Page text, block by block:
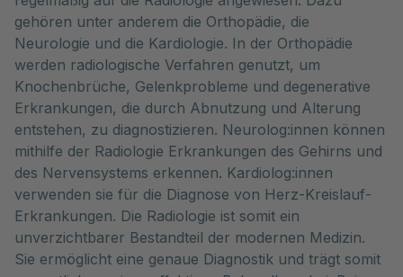
gehören unter anderem die Orthopädie, die
Neurologie und die Kardiologie. In der Orthopädie
werden radiologische Verfahren genutzt, um
Knochenbrüche, Gelenkprobleme und degenerative
Erkrankungen, die durch Abnutzung und Alterung
entstehen, zu diagnostizieren. Neurolog:innen können
mithilfe der Radiologie Erkrankungen des Gehirns und
des Nervensystems erkennen. Kardiolog:innen
verwenden sie für die Diagnose von Herz-Kreislauf-
Erkrankungen. Die Radiologie ist somit ein
unverzichtbarer Bestandteil der modernen Medizin.
Sie ermöglicht eine genaue Diagnostik und trägt somit